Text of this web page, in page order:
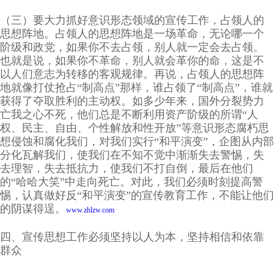
（三）要大力抓好意识形态领域的宣传工作，占领人的
思想阵地。占领人的思想阵地是一场革命，无论哪一个
阶级和政党，如果你不去占领，别人就一定会去占领。
也就是说，如果你不革命，别人就会革你的命，这是不
以人们意志为转移的客观规律。再说，占领人的思想阵
地就像打仗抢占“制高点”那样，谁占领了“制高点”，谁就
获得了夺取胜利的主动权。如多少年来，国外分裂势力
亡我之心不死，他们总是不断利用资产阶级的所谓“人
权、民主、自由、个性解放和性开放”等意识形态腐朽思
想侵蚀和腐化我们，对我们实行“和平演变”，企图从内部
分化瓦解我们，使我们在不知不觉中渐渐失去警惕，失
去理智，失去抵抗力，使我们不打自倒，最后在他们
的“哈哈大笑”中走向死亡。对此，我们必须时刻提高警
惕，认真做好反“和平演变”的宣传教育工作，不能让他们
的阴谋得逞。
www.zhlzw.com
四、宣传思想工作必须坚持以人为本，坚持相信和依靠
群众